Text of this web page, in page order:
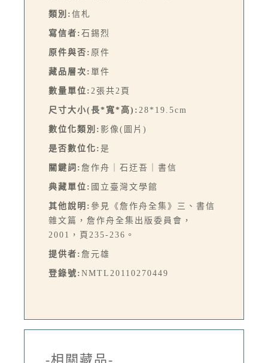
類別: 信札
寫信者: 石錫烈
原件與否: 原件
藏品層次: 單件
數量單位: 2張共2頁
尺寸大小(長*寬*高): 28*19.5cm
數位化類別: 影像(圖片)
是否數位化: 是
關鍵詞: 詹作舟｜石迂吾｜書信
典藏單位: 國立臺灣文學館
其他說明: 參見《詹作舟全集》三、書信
雜文篇，詹作舟全集出版委員會，
2001，頁235-236。
提供者: 詹元雄
登錄號: NMTL20110270449
-相關藏品-